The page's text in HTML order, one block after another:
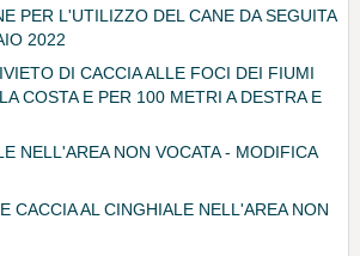
PER L'UTILIZZO DEL CANE DA SEGUITA
2022
DI CACCIA ALLE FOCI DEI FIUMI
COSTA E PER 100 METRI A DESTRA E
NELL'AREA NON VOCATA - MODIFICA
CACCIA AL CINGHIALE NELL'AREA NON